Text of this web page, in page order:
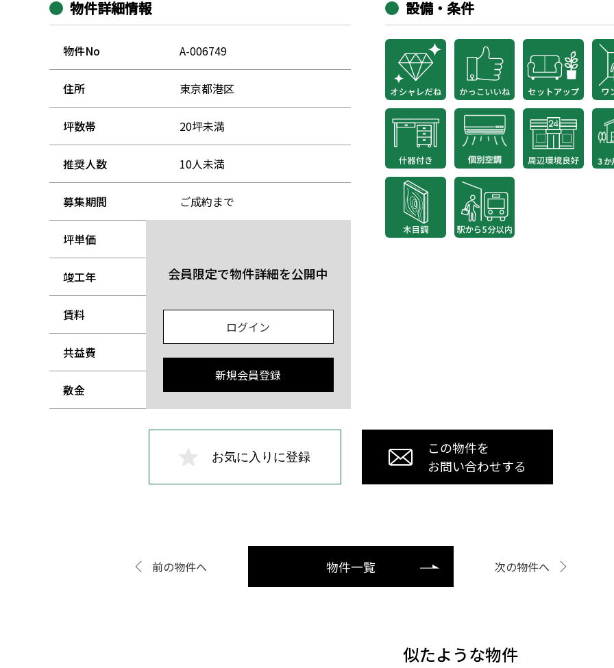
物件詳細情報
物件No A-006749
住所 東京都港区
坪数帯 20坪未満
推奨人数 10人未満
募集期間 ご成約まで
坪単価
竣工年 -
賃料 -
共益費
敷金 -
会員限定で物件詳細を公開中
ログイン
新規会員登録
設備・条件
お気に入りに登録
この物件を
お問い合わせする
前の物件へ 物件一覧 次の物件へ
似たような物件